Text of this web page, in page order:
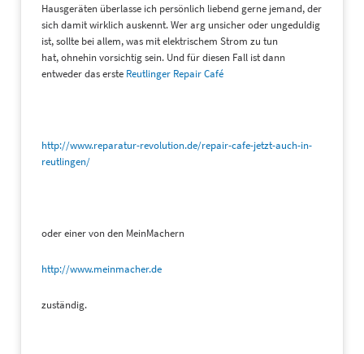
Hausgeräten überlasse ich persönlich liebend gerne jemand, der
sich damit wirklich auskennt. Wer arg unsicher oder ungeduldig
ist, sollte bei allem, was mit elektrischem Strom zu tun
hat, ohnehin vorsichtig sein. Und für diesen Fall ist dann
entweder das erste Reutlinger Repair Café
http://www.reparatur-revolution.de/repair-cafe-jetzt-auch-in-
reutlingen/
oder einer von den MeinMachern
http://www.meinmacher.de
zuständig.